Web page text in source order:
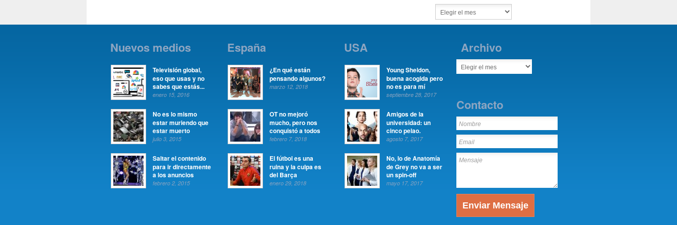
Nuevos medios
Televisión global,
eso que usas y no
sabes que estás...
enero 15, 2016
No es lo mismo
estar muriendo que
estar muerto
julio 3, 2015
Saltar el contenido
para ir directamente
a los anuncios
febrero 2, 2015
España
¿En qué están
pensando algunos?
marzo 12, 2018
OT no mejoró
mucho, pero nos
conquistó a todos
febrero 7, 2018
El fútbol es una
ruina y la culpa es
del Barça
enero 29, 2018
USA
Young Sheldon,
buena acogida pero
no es para mí
septiembre 28, 2017
Amigos de la
universidad: un
cinco pelao.
agosto 7, 2017
No, lo de Anatomía
de Grey no va a ser
un spin-off
mayo 17, 2017
Archivo
Contacto